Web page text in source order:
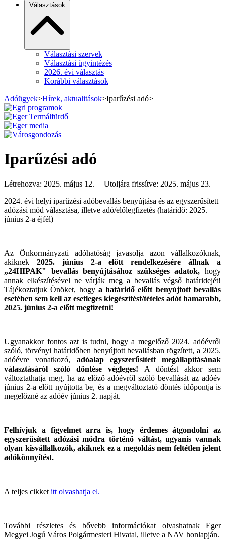
Választások
Választási szervek
Választási ügyintézés
2026. évi választás
Korábbi választások
Adóügyek>Hírek, aktualitások>Iparűzési adó>
Iparűzési adó
Létrehozva: 2025. május 12. | Utoljára frissítve: 2025. május 23.
2024. évi helyi iparűzési adóbevallás benyújtása és az egyszerűsített
adózási mód választása, illetve adó/előlegfizetés (határidő: 2025.
június 2-a éjfél)
Az Önkormányzati adóhatóság javasolja azon vállalkozóknak,
akiknek 2025. június 2-a előtt rendelkezésére állnak a
„24HIPAK" bevallás benyújtásához szükséges adatok, hogy
annak elkészítésével ne várják meg a bevallás végső határidejét!
Tájékoztatjuk Önöket, hogy a határidő előtt benyújtott bevallás
esetében sem kell az esetleges kiegészítést/tételes adót hamarabb,
2025. június 2-a előtt megfizetni!
Ugyanakkor fontos azt is tudni, hogy a megelőző 2024. adóévről
szóló, törvényi határidőben benyújtott bevallásban rögzített, a 2025.
adóévre vonatkozó, adóalap egyszerűsített megállapításának
választásáról szóló döntése végleges! A döntést akkor sem
változtathatja meg, ha az előző adóévről szóló bevallását az adóév
június 2-a előtt nyújtotta be, és a megváltoztató döntés időpontja is
megelőzné az adóév június 2. napját.
Felhívjuk a figyelmet arra is, hogy érdemes átgondolni az
egyszerűsített adózási módra történő váltást, ugyanis vannak
olyan kisvállalkozók, akiknek ez a megoldás nem feltétlen jelent
adókönnyítést.
A teljes cikket itt olvashatja el.
További részletes és bővebb információkat olvashatnak Eger
Megyei Jogú Város Polgármesteri Hivatal, illetve a NAV honlapján.